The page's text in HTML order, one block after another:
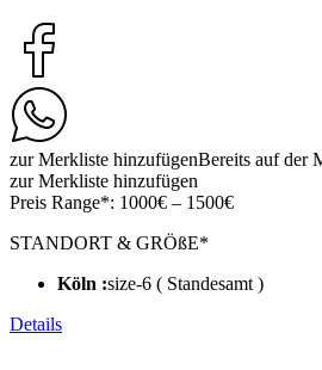
zur Merkliste hinzufügenBereits auf der
zur Merkliste hinzufügen
Preis Range*: 1000€ – 1500€
STANDORT & GRÖßE*
Köln :size-6 ( Standesamt )
Details